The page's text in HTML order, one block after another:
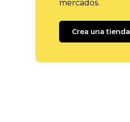
mercados.
Crea una tienda